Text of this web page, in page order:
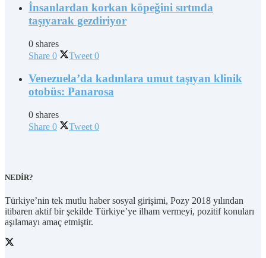
İnsanlardan korkan köpeğini sırtında
taşıyarak gezdiriyor
0 shares
Share 0 Tweet 0
Venezuela’da kadınlara umut taşıyan klinik
otobüs: Panarosa
0 shares
Share 0 Tweet 0
NEDİR?
Türkiye’nin tek mutlu haber sosyal girişimi, Pozy 2018 yılından
itibaren aktif bir şekilde Türkiye’ye ilham vermeyi, pozitif konuları
aşılamayı amaç etmiştir.